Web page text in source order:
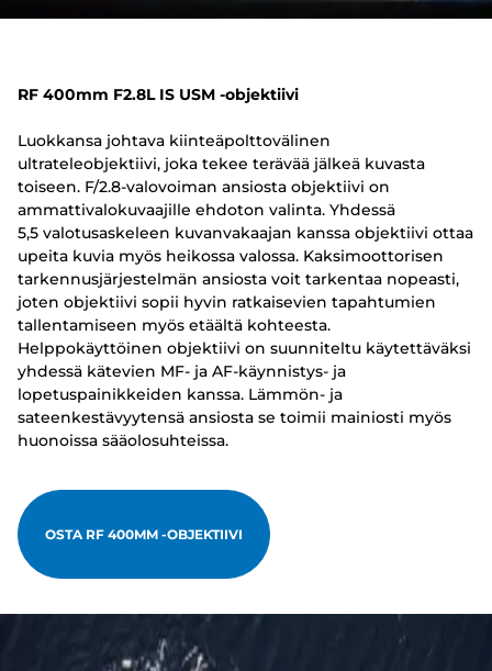
RF 400mm F2.8L IS USM -objektiivi
Luokkansa johtava kiinteäpolttovälinen
ultrateleobjektiivi, joka tekee terävää jälkeä kuvasta
toiseen. F/2.8-valovoiman ansiosta objektiivi on
ammattivalokuvaajille ehdoton valinta. Yhdessä
5,5 valotusaskeleen kuvanvakaajan kanssa objektiivi ottaa
upeita kuvia myös heikossa valossa. Kaksimoottorisen
tarkennusjärjestelmän ansiosta voit tarkentaa nopeasti,
joten objektiivi sopii hyvin ratkaisevien tapahtumien
tallentamiseen myös etäältä kohteesta.
Helppokäyttöinen objektiivi on suunniteltu käytettäväksi
yhdessä kätevien MF- ja AF-käynnistys- ja
lopetuspainikkeiden kanssa. Lämmön- ja
sateenkestävyytensä ansiosta se toimii mainiosti myös
huonoissa sääolosuhteissa.
OSTA RF 400MM -OBJEKTIIVI